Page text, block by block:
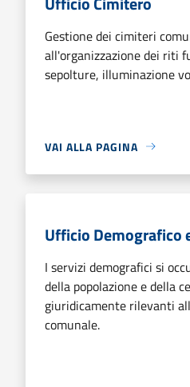
Gestione dei cimiteri
all'organizzazione dei riti
sepolture, illuminazione
VAI ALLA PAGINA
Ufficio Demografico
I servizi demografici si
della popolazione e della
giuridicamente rilevanti
comunale.